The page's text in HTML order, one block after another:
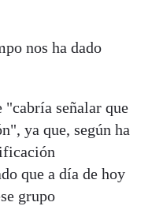
nos ha dado
"cabría señalar que
ya que, según ha
que a día de hoy
grupo